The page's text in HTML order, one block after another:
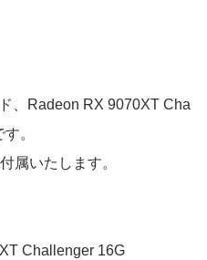
、Radeon RX 9070XT Cha
。
属いたします。
Challenger 16G